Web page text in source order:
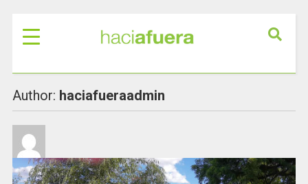
Author: haciafueraadmin